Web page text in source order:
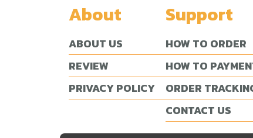
About
ABOUT US
REVIEW
PRIVACY POLICY
Support
HOW TO ORDER
HOW TO
ORDER
CONTACT US